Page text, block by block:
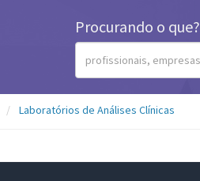
Procurando o que?
Laboratórios de Análises Clínicas